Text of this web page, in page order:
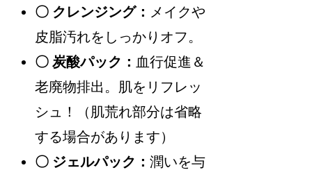
〇 クレンジング： メイクや
皮脂汚れをしっかりオフ。
〇 炭酸パック： 血行促進＆
老廃物排出。肌をリフレッ
シュ！（肌荒れ部分は省略
する場合があります）
〇 ジェルパック：潤いを与